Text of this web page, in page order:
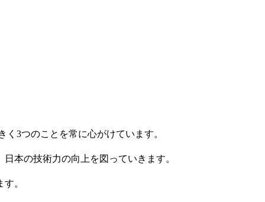
3つのことを常に心がけています。
本の技術力の向上を図っていきます。
。